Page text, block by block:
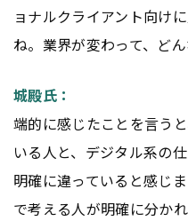
ョナルクライアント向け
ね。業界が変わって、ど
城殿氏：
端的に感じたことを言う
いる人と、デジタル系の
明確に違っていると感じ
で考える人が明確に分か